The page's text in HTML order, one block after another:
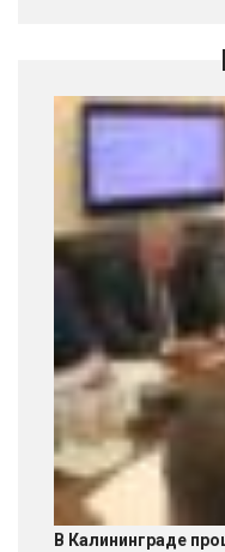
В Калининграде